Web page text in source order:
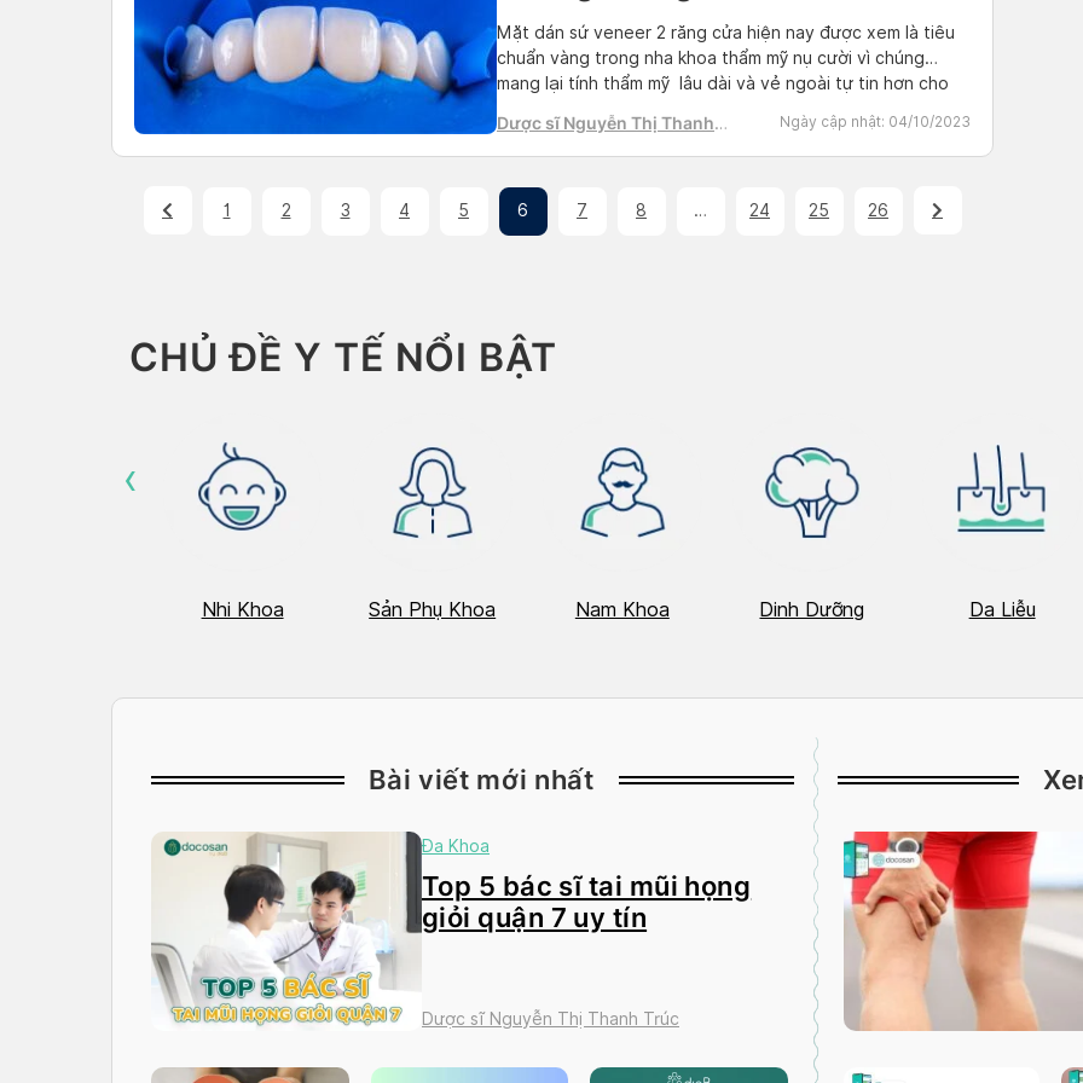
Mặt dán sứ veneer 2 răng cửa hiện nay được xem là tiêu
chuẩn vàng trong nha khoa thẩm mỹ nụ cười vì chúng
mang lại tính thẩm mỹ lâu dài và vẻ ngoài tự tin hơn cho
trình dán sứ veneer có […]
Dược sĩ Nguyễn Thị Thanh
Ngày cập nhật: 04/10/2023
1 2 3 4 5 6 7 8 … 24 25 26
CHỦ ĐỀ Y TẾ NỔI BẬT
Nhi Khoa Sản Phụ Khoa Nam Khoa Dinh Dưỡng Da Liễu
‹
Bài viết mới nhất
Đa Khoa
Top 5 bác sĩ tai mũi họng
giỏi quận 7 uy tín
Dược sĩ Nguyễn Thị Thanh Trúc